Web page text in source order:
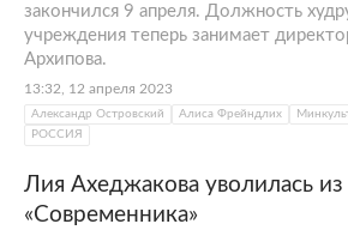
закончился 9 апреля. Должность
учреждения теперь занимает
Архипова.
13:32, 12 апреля 2023
Александр Островский Алиса Фрейндлих
РОССИЯ
Лия Ахеджакова уволилась из
«Современника»